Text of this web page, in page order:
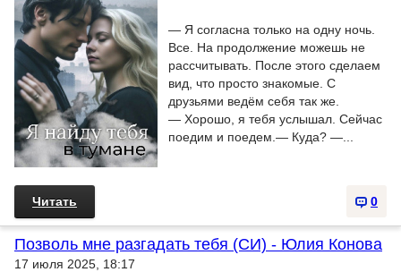
— Я согласна только на одну ночь.
Все. На продолжение можешь не
рассчитывать. После этого сделаем
вид, что просто знакомые. С
друзьями ведём себя так же.
— Хорошо, я тебя услышал. Сейчас
поедим и поедем.— Куда? —...
0
Читать
Позволь мне разгадать тебя (СИ) - Юлия Конова
17 июля 2025, 18:17